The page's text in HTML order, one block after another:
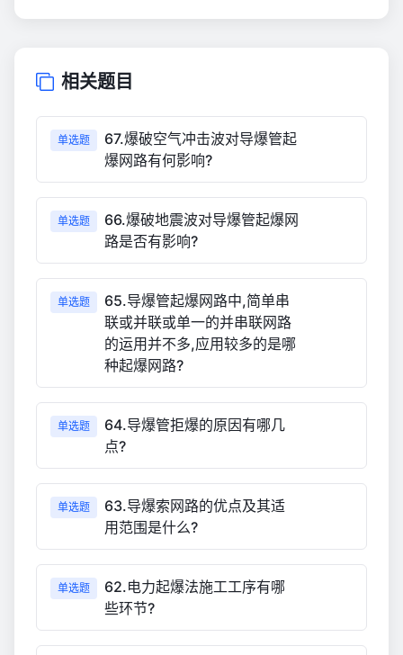
相关题目
单选题
67.爆破空气冲击波对导爆管起
爆网路有何影响?
单选题
66.爆破地震波对导爆管起爆网
路是否有影响?
单选题
65.导爆管起爆网路中,简单串
联或并联或单一的并串联网路
的运用并不多,应用较多的是哪
种起爆网路?
单选题
64.导爆管拒爆的原因有哪几
点?
单选题
63.导爆索网路的优点及其适
用范围是什么?
单选题
62.电力起爆法施工工序有哪
些环节?